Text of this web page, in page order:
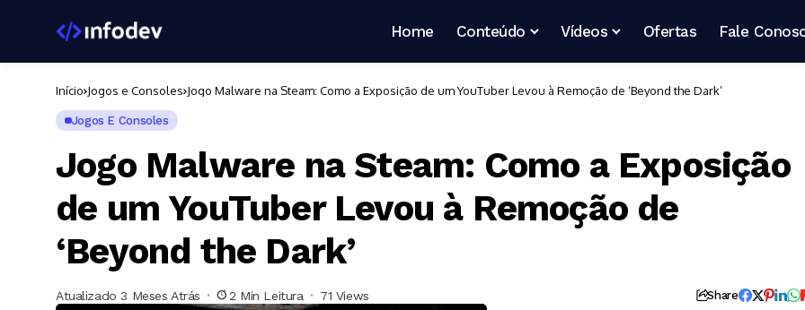
Home Conteúdo Vídeos Ofertas Fale
Início Jogos e Consoles Jogo Malware na Steam: Como a Exposição de um YouTuber Levou à Remoção de ‘Beyond the Dark’
Jogos E Consoles
Jogo Malware na Steam: Como a Exposição
de um YouTuber Levou à Remoção de
‘Beyond the Dark’
Atualizado 3 Meses Atrás 2 Min Leitura 71 Views Share